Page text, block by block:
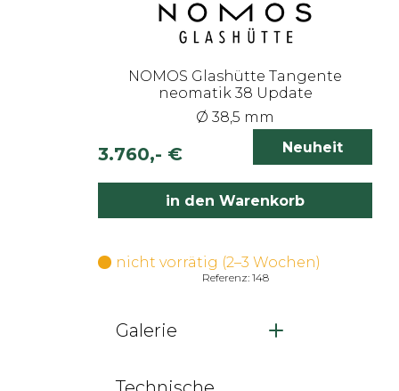
NOMOS Glashütte Tangente
neomatik 38 Update
Ø 38,5 mm
3.760,- € inkl. 19% MwSt.
Neuheit
in den Warenkorb
nicht vorrätig (2–3 Wochen)
Referenz: 148
Galerie